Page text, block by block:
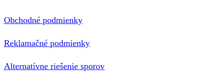
Obchodné podmienky
Reklamačné podmienky
Alternatívne riešenie sporov